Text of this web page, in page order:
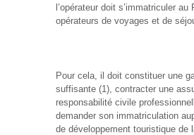
l’opérateur doit s’immatriculer au
opérateurs de voyages et de
Pour cela, il doit constituer une
suffisante (1), contracter une
responsabilité civile
demander son immatriculation
de développement touristique de